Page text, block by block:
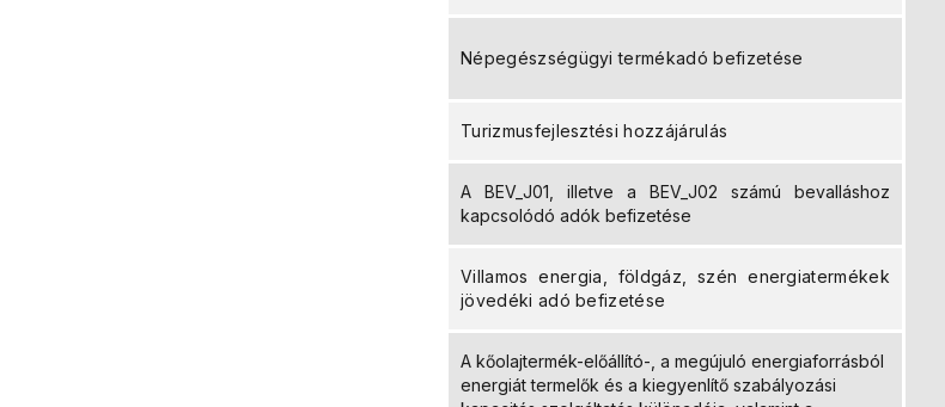
Népegészségügyi termékadó befizetése
Turizmusfejlesztési hozzájárulás
A BEV_J01, illetve a BEV_J02 számú bevalláshoz
kapcsolódó adók befizetése
Villamos energia, földgáz, szén energiatermékek
jövedéki adó befizetése
A kőolajtermék-előállító-, a megújuló energiaforrásból
energiát termelők és a kiegyenlítő szabályozási